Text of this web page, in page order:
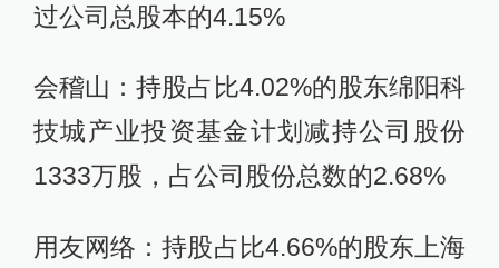
过公司总股本的4.15%
会稽山：持股占比4.02%的股东绵阳科
技城产业投资基金计划减持公司股份
1333万股，占公司股份总数的2.68%
用友网络：持股占比4.66%的股东上海